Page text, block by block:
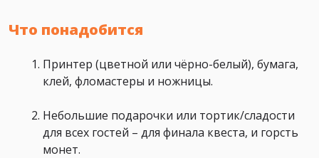
Что понадобится
Принтер (цветной или чёрно-белый), бумага,
клей, фломастеры и ножницы.
Небольшие подарочки или тортик/сладости
для всех гостей – для финала квеста, и горсть
монет.